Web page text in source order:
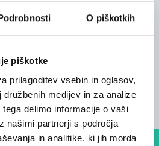
O piškotkih
piškotke
prilagoditev vsebin in oglasov,
medijev in za analize
delimo informacije o vaši
našimi partnerji s področja
in analitike, ki jih morda